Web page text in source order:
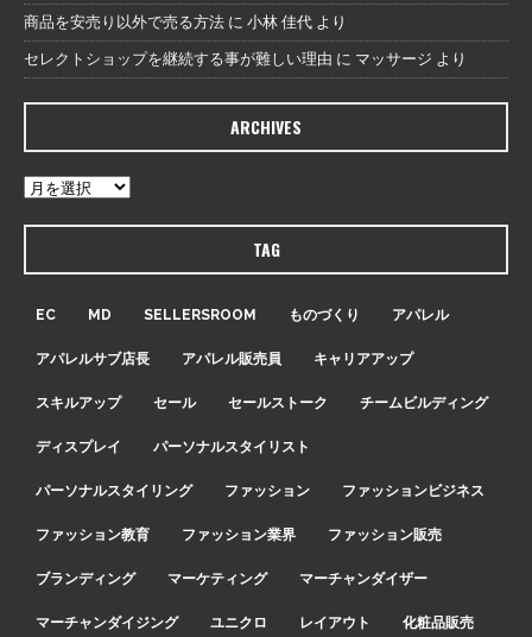
商品を安売り以外で売る方法 に 小林 佳代 より
セレクトショップを継続する事が難しい理由 に マッサージ より
ARCHIVES
TAG
EC MD SELLERSROOM ものづくり アパレル
アパレルサブ店長 アパレル販売員 キャリアアップ
スキルアップ セール セールストーク チームビルディング
ディスプレイ パーソナルスタイリスト
パーソナルスタイリング ファッション ファッションビジネス
ファッション教育 ファッション業界 ファッション販売
ブランディング マーケティング マーチャンダイザー
マーチャンダイジング ユニクロ レイアウト 化粧品販売